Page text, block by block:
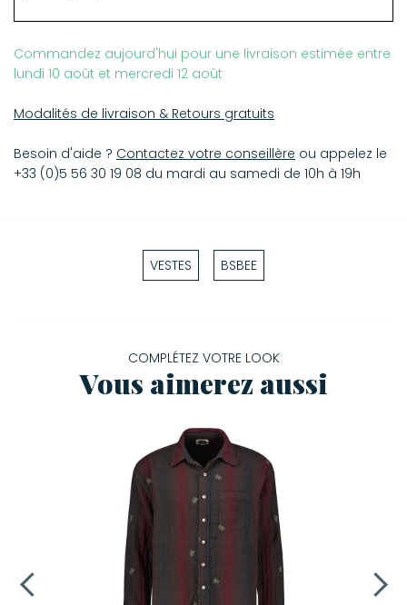
Commandez aujourd'hui pour une livraison estimée entre
lundi 10 août et mercredi 12 août
Modalités de livraison & Retours gratuits
Besoin d'aide ? Contactez votre conseillère ou appelez le
+33 (0)5 56 30 19 08 du mardi au samedi de 10h à 19h
VESTES BSBEE
COMPLÉTEZ VOTRE LOOK
Vous aimerez aussi